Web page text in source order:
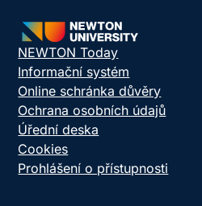
NEWTON Today
Informační systém
Online schránka důvěry
Ochrana osobních údajů
Úřední deska
Cookies
Prohlášení o přístupnosti